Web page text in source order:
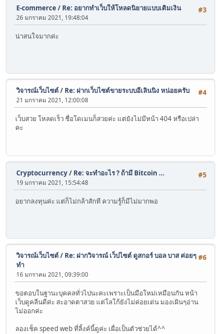
#3
E-commerce/ Re: อยากทำเว็บให้โหลดนิยายแบบเติมเงิน
26 มกราคม 2021, 19:48:04
น่าสนใจมากค่ะ
#4
วิจารณ์เว็บไซต์/ Re: ฝากเว็บไซต์ขายระบบอีเลินนิง หน่อยครับ
21 มกราคม 2021, 12:00:08
เว็บสวย โหลดเร็ว ชื่อโดเมนก็สวยค่ะ แต่ยังไม่มีหน้า 404 หรือเปล่า
คะ
#5
Cryptocurrency/ Re: จะทำอะไร ? ถ้ามี Bitcoin …
19 มกราคม 2021, 15:54:48
อยากลงทุนค่ะ แต่ก็ไม่กล้าสักที ความรู้ก็มีไม่มากพอ
#6
วิจารณ์เว็บไซต์/ Re: ฝากวิจารณ์ เว็ปไซต์ ดูสกอร์ บอล บาส ค่อยๆ
ทำ
16 มกราคม 2021, 09:39:00
ขอตอบในฐานะบุคคลทั่วไปนะคะเพราะเป็นมือใหม่เหมือนกัน หน้า
เว็บดูคลีนดีค่ะ สะอาดตาสวย แต่โลโก้ยังไม่ค่อยเด่น มองเผินๆอ่าน
ไม่ออกค่ะ
ลองเช็ค speed web ที่ลิ้งค์นี้ดูค่ะ เผื่อเป็นตัวช่วยได้^^